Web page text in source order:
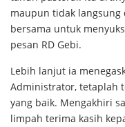
maupun tidak langsung
bersama untuk
pesan RD Gebi.
Lebih lanjut ia
Administrator, tetaplah
yang baik. Mengakhiri
limpah terima kasih